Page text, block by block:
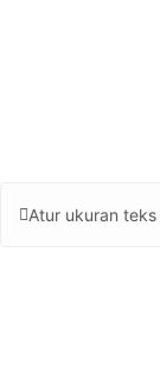
Atur ukuran